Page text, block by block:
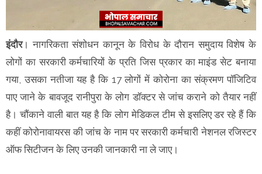
इंदौर। नागरिकता संशोधन कानून के विरोध के दौरान समुदाय विशेष के
लोगों का सरकारी कर्मचारियों के प्रति जिस प्रकार का माइंड सेट बनाया
गया, उसका नतीजा यह है कि 17 लोगों में कोरोना का संक्रमण पॉजिटिव
पाए जाने के बावजूद रानीपुरा के लोग डॉक्टर से जांच कराने को तैयार नहीं
है। चौंकाने वाली बात यह है कि लोग मेडिकल टीम से इसलिए डर रहे हैं कि
कहीं कोरोनावायरस की जांच के नाम पर सरकारी कर्मचारी नेशनल रजिस्टर
ऑफ सिटीजन के लिए उनकी जानकारी ना ले जाए।